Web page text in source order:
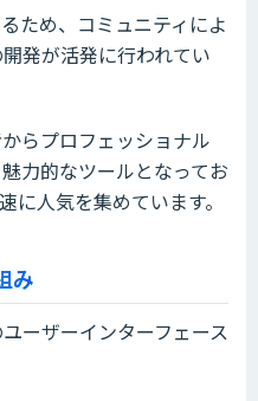
ため、コミュニティによ
発が活発に行われてい
らプロフェッショナル
力的なツールとなってお
に人気を集めています。
み
ーザーインターフェース